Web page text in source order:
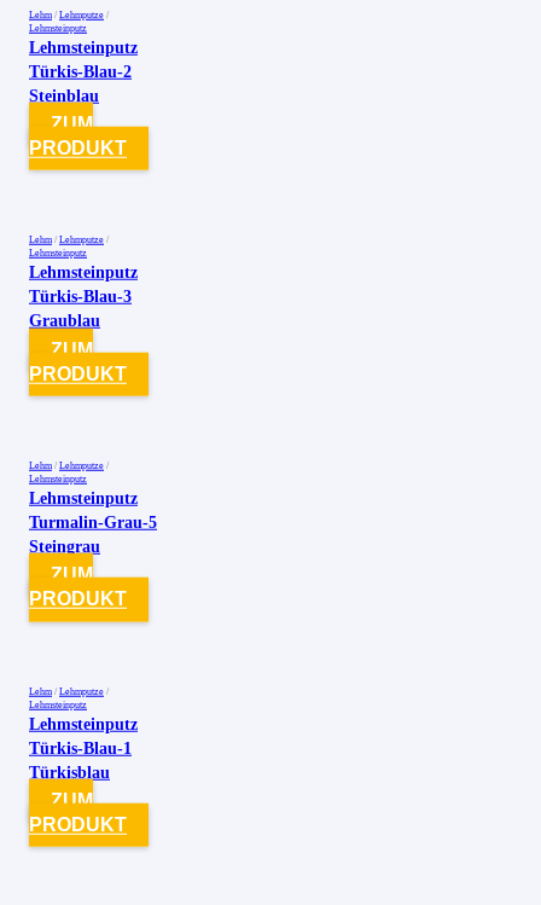
Lehm / Lehmputze /
Lehmsteinputz
Lehmsteinputz
Türkis-Blau-2
Steinblau
ZUM
PRODUKT
Lehm / Lehmputze /
Lehmsteinputz
Lehmsteinputz
Türkis-Blau-3
Graublau
ZUM
PRODUKT
Lehm / Lehmputze /
Lehmsteinputz
Lehmsteinputz
Turmalin-Grau-5
Steingrau
ZUM
PRODUKT
Lehm / Lehmputze /
Lehmsteinputz
Lehmsteinputz
Türkis-Blau-1
Türkisblau
ZUM
PRODUKT